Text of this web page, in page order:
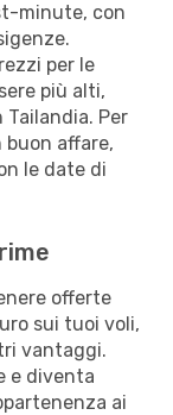
minute, con
per le
più alti,
Per
affare,
le date di
offerte
sui tuoi voli,
vantaggi.
e diventa
ai